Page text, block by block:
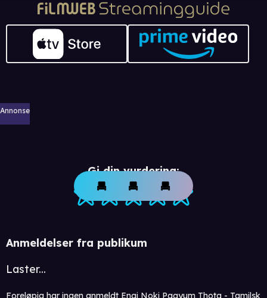
Annonse
Gi din vurdering:
Anmeldelser fra publikum
Laster...
Foreløpig har ingen anmeldt Enai Noki Paayum Thota - Tamilsk